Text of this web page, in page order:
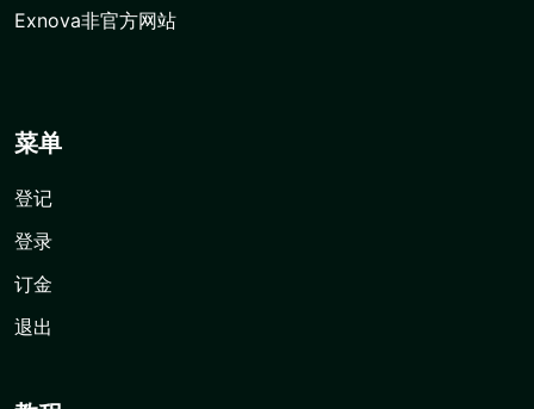
Exnova非官方网站
菜单
登记
登录
订金
退出